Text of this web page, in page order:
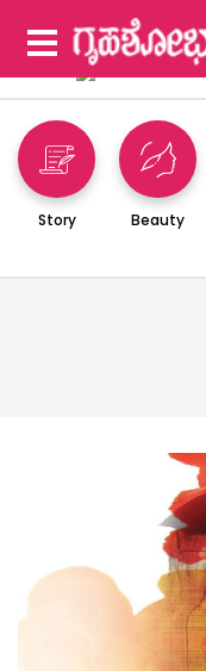
Story Beauty